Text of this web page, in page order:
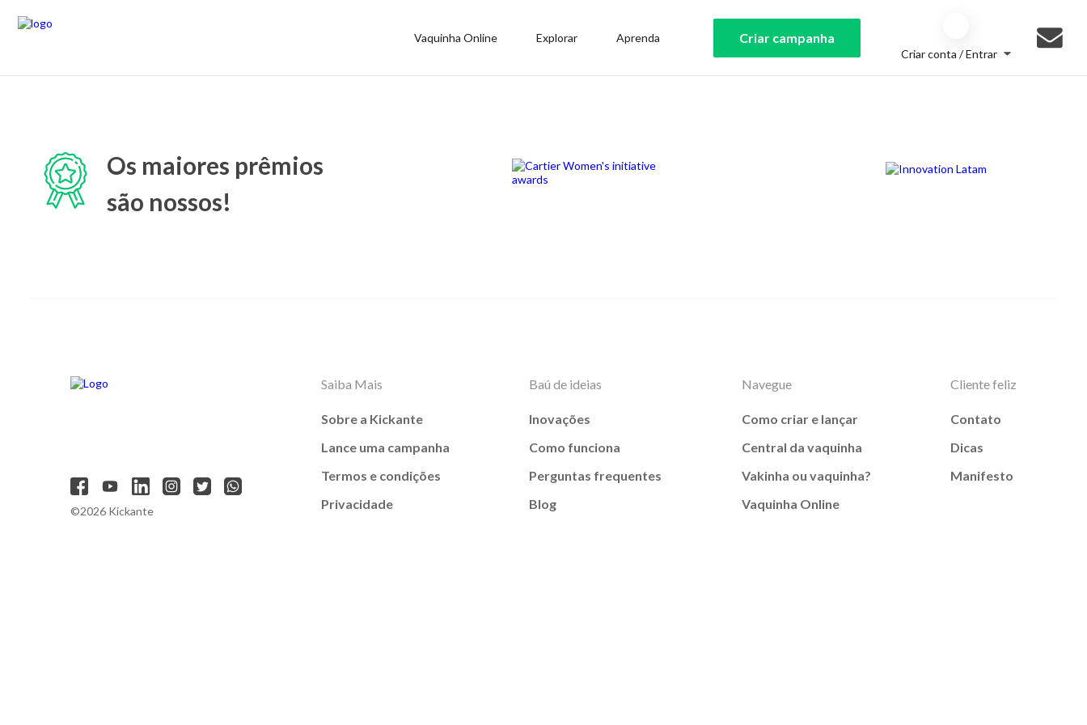
Vaquinha Online Explorar Aprenda Criar campanha
Criar conta / Entrar
Os maiores prêmios
são nossos!
©2026 Kickante
Saiba Mais
Sobre a Kickante
Lance uma campanha
Termos e condições
Privacidade
Baú de ideias
Inovações
Como funciona
Perguntas frequentes
Blog
Navegue
Como criar e lançar
Central da vaquinha
Vakinha ou vaquinha?
Vaquinha Online
Cliente feliz
Contato
Dicas
Manifesto